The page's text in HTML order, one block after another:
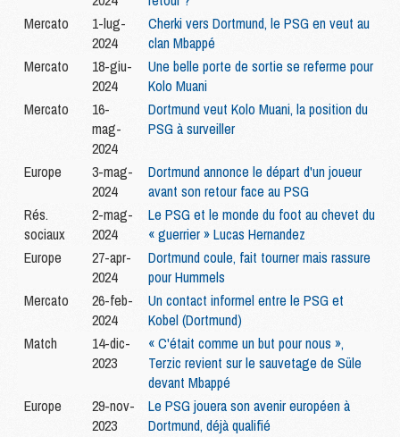
Mercato
1-lug-
2024
Cherki vers Dortmund, le PSG en veut au
clan Mbappé
Mercato
18-giu-
2024
Une belle porte de sortie se referme pour
Kolo Muani
Mercato
16-
mag-
2024
Dortmund veut Kolo Muani, la position du
PSG à surveiller
Europe
3-mag-
2024
Dortmund annonce le départ d'un joueur
avant son retour face au PSG
Rés.
sociaux
2-mag-
2024
Le PSG et le monde du foot au chevet du
« guerrier » Lucas Hernandez
Europe
27-apr-
2024
Dortmund coule, fait tourner mais rassure
pour Hummels
Mercato
26-feb-
2024
Un contact informel entre le PSG et
Kobel (Dortmund)
Match
14-dic-
2023
« C'était comme un but pour nous »,
Terzic revient sur le sauvetage de Süle
devant Mbappé
Europe
29-nov-
2023
Le PSG jouera son avenir européen à
Dortmund, déjà qualifié